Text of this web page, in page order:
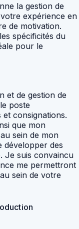
la gestion de
expérience en
de motivation.
spécificités du
pour le
et de gestion de
poste
et consignations.
que mon
sein de mon
développer des
Je suis convaincu
me permettront
sein de votre